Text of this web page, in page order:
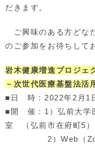
だきます。
ご興味のある方どな
のご参加をお待ちして
岩木健康増進プロジェ
－次世代医療基盤法活
■日 時：2022年2月1
■開 催：1）弘前大学
室 （弘前市在府町5）
2）Web（